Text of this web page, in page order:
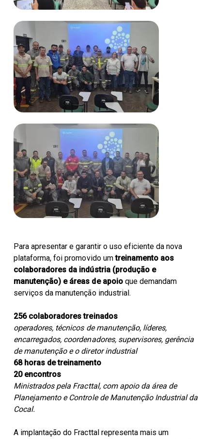
Para apresentar e garantir o uso eficiente da nova
plataforma, foi promovido umtreinamento aos
colaboradores da indústria (produção e
manutenção) e áreas de apoioque demandam
serviços da manutenção industrial.
256 colaboradores treinados
operadores, técnicos de manutenção, líderes,
encarregados, coordenadores, supervisores, gerência
de manutenção e o diretor industrial
68 horas de treinamento
20 encontros
Ministrados pela Fracttal, com apoio da área de
Planejamento e Controle de Manutenção Industrial da
Cocal.
A implantação do Fracttal representa mais um